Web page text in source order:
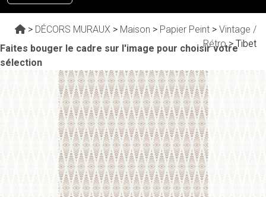
> DÉCORS MURAUX > Maison > Papier Peint > Vintage /
Rétro> Tibet
Faites bouger le cadre sur l'image pour choisir votre
sélection